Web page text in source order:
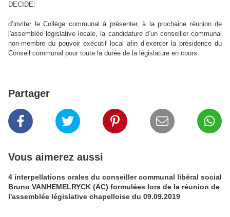
DECIDE:
d’inviter le Collège communal à présenter, à la prochaine réunion de
l'assemblée législative locale, la candidature d’un conseiller communal
non-membre du pouvoir exécutif local afin d’exercer la présidence du
Conseil communal pour toute la durée de la législature en cours.
Partager
Vous aimerez aussi
4 interpellations orales du conseiller communal libéral social
Bruno VANHEMELRYCK (AC) formulées lors de la réunion de
l'assemblée législative chapelloise du 09.09.2019